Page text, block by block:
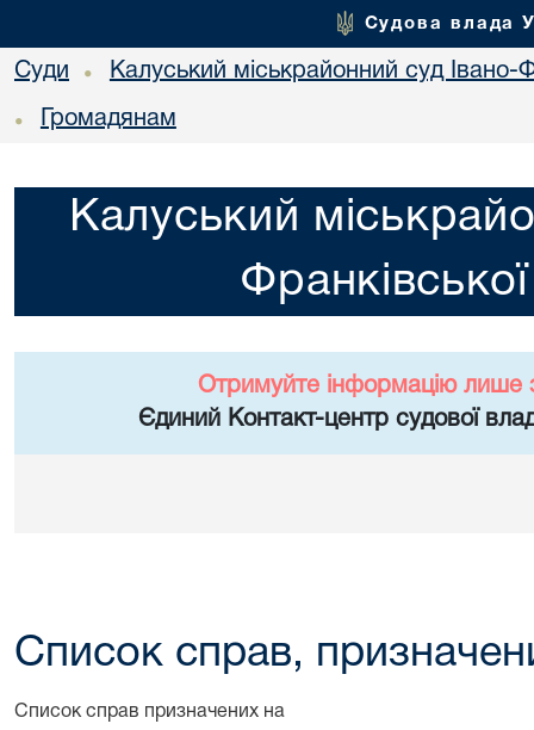
Судова влада
Суди • Калуський міськрайонний суд Івано-
• Громадянам
Калуський
Отримуйте інформацію лише
Єдиний Контакт-центр судової
Список справ,
Список справ призначених на